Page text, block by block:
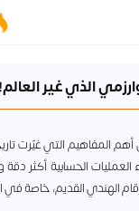
الذي غير العالم!
المفاهيم التي غيّرت
العمليات الحسابية
الهندي القديم، خاصة في